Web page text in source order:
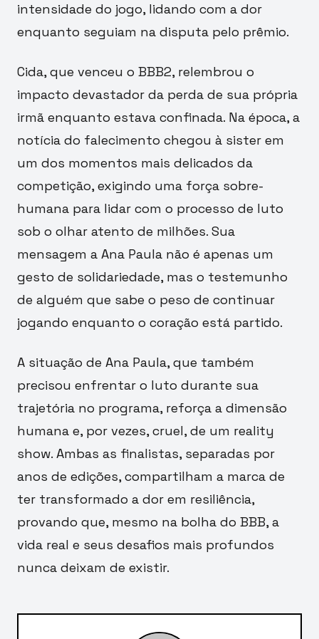
intensidade do jogo, lidando com a dor
enquanto seguiam na disputa pelo prêmio.
Cida, que venceu o BBB2, relembrou o
impacto devastador da perda de sua própria
irmã enquanto estava confinada. Na época, a
notícia do falecimento chegou à sister em
um dos momentos mais delicados da
competição, exigindo uma força sobre-
humana para lidar com o processo de luto
sob o olhar atento de milhões. Sua
mensagem a Ana Paula não é apenas um
gesto de solidariedade, mas o testemunho
de alguém que sabe o peso de continuar
jogando enquanto o coração está partido.
A situação de Ana Paula, que também
precisou enfrentar o luto durante sua
trajetória no programa, reforça a dimensão
humana e, por vezes, cruel, de um reality
show. Ambas as finalistas, separadas por
anos de edições, compartilham a marca de
ter transformado a dor em resiliência,
provando que, mesmo na bolha do BBB, a
vida real e seus desafios mais profundos
nunca deixam de existir.